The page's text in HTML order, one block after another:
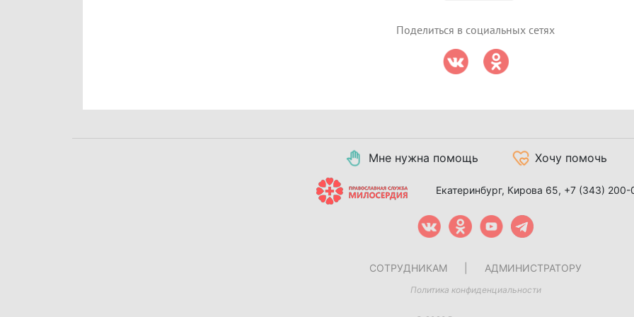
Поделиться в социальных сетях
Мне нужна помощь Хочу помочь
Екатеринбург, Кирова 65, +7 (343) 200-
СОТРУДНИКАМ АДМИНИСТРАТОРУ
Политика конфиденциальности